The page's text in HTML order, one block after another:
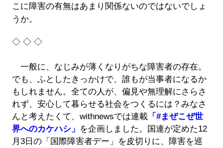
こに障害の有無はあまり関係ないのではないでしょ
うか。
◇ ◇ ◇
一般に、なじみが薄くなりがちな障害者の存在。
でも、ふとしたきっかけで、誰もが当事者になるか
もしれません。全ての人が、偏見や無理解にさらさ
れず、安心して暮らせる社会をつくるには？みなさ
んと考えたくて、withnewsでは連載「#まぜこぜ世
界へのカケハシ」 を企画しました。国連が定めた12
月3日の「国際障害者デー」を皮切りに、障害を巡